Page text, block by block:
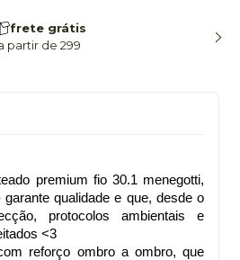
frete grátis
partir de 299
premium fio 30.1 menegotti,
qualidade e que, desde o
protocolos ambientais e
<3
reforço ombro a ombro, que